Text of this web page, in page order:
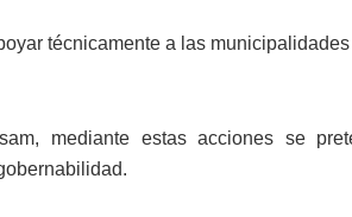
técnicamente a las
mediante estas acciones se